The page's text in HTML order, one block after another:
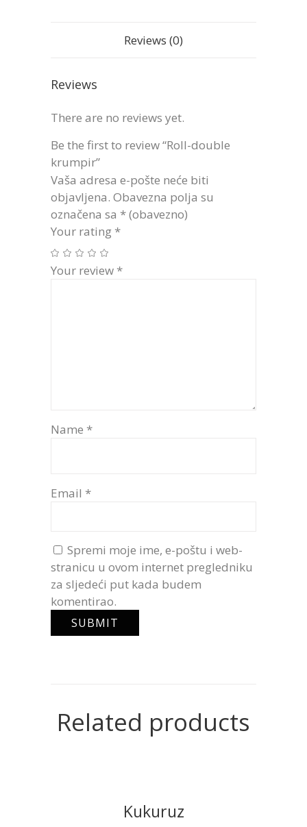
Reviews (0)
Reviews
There are no reviews yet.
Be the first to review “Roll-double
krumpir”
Vaša adresa e-pošte neće biti
objavljena. Obavezna polja su
označena sa * (obavezno)
Your rating *
Your review *
Name *
Email *
Spremi moje ime, e-poštu i web-
stranicu u ovom internet pregledniku
za sljedeći put kada budem
komentirao.
Related products
READ MORE
Kukuruz